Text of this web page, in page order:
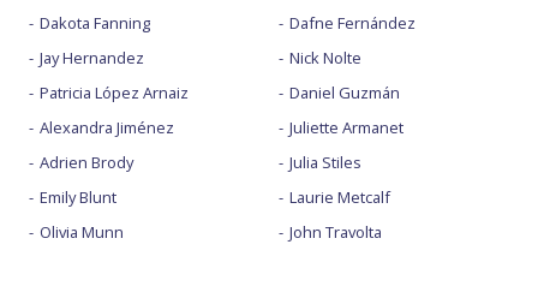
Dakota Fanning
Jay Hernandez
Patricia López Arnaiz
Alexandra Jiménez
Adrien Brody
Emily Blunt
Olivia Munn
Dafne Fernández
Nick Nolte
Daniel Guzmán
Juliette Armanet
Julia Stiles
Laurie Metcalf
John Travolta